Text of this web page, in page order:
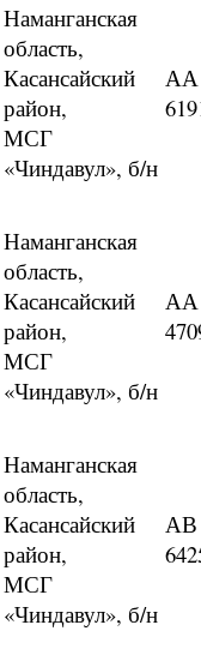
Наманганская
область,
Касансайский
район,
МСГ
«Чиндавул», б/н
АА
Наманганская
область,
Касансайский
район,
МСГ
«Чиндавул», б/н
АА
Наманганская
область,
Касансайский
район,
МСГ
«Чиндавул», б/н
АВ